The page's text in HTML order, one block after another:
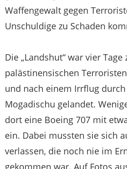
Waffengewalt gegen
Unschuldige zu Schaden
Die „Landshut“ war vier
palästinensischen
und nach einem Irrflug
Mogadischu gelandet.
dort eine Boeing 707 mit
ein. Dabei mussten sie sich
verlassen, die noch nie im
gekommen war. Auf Fotos